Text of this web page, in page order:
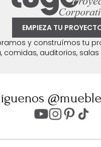
EMPIEZA TU
y construímos tu
comidas, auditorios,